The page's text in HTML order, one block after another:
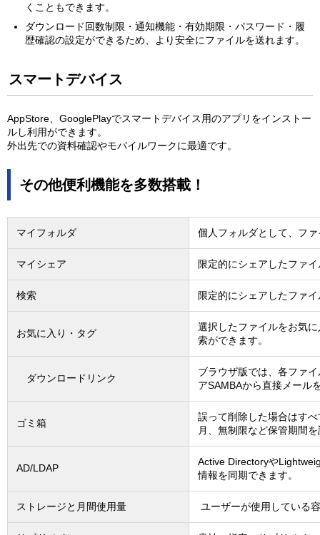
くこともできます。
ダウンロード回数制限・通知機能・有効期限・パスワード・履
歴確認の設定ができるため、より安全にファイルを送れます。
スマートデバイス
AppStore、GooglePlayでスマートデバイス用のアプリをインストー
ルし利用ができます。
外出先での資料確認やモバイルワークに最適です。
その他便利機能を多数搭載！
マイフォルダ 個人フォルダとして、フ
マイシェア 限定的にシェアしたファ
検索 限定的にシェアしたファ
お気に入り・タグ
選択したファイルをお気
索ができます。
ダウンロードリンク
ブラウザ版では、各ファ
アSAMBAから直接メール
ゴミ箱
誤って削除した場合はす
月、無制限など保管期間
AD/LDAP
Active Directoryや
情報を同期できます。
ストレージと月間使用量 ユーザーが使用している